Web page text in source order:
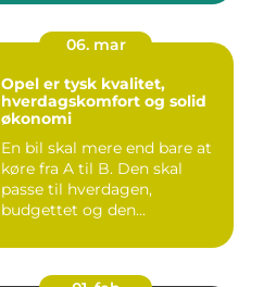
06. mar
Opel er tysk kvalitet,
hverdagskomfort og solid
økonomi
En bil skal mere end bare at
køre fra A til B. Den skal
passe til hverdagen,
budgettet og den...